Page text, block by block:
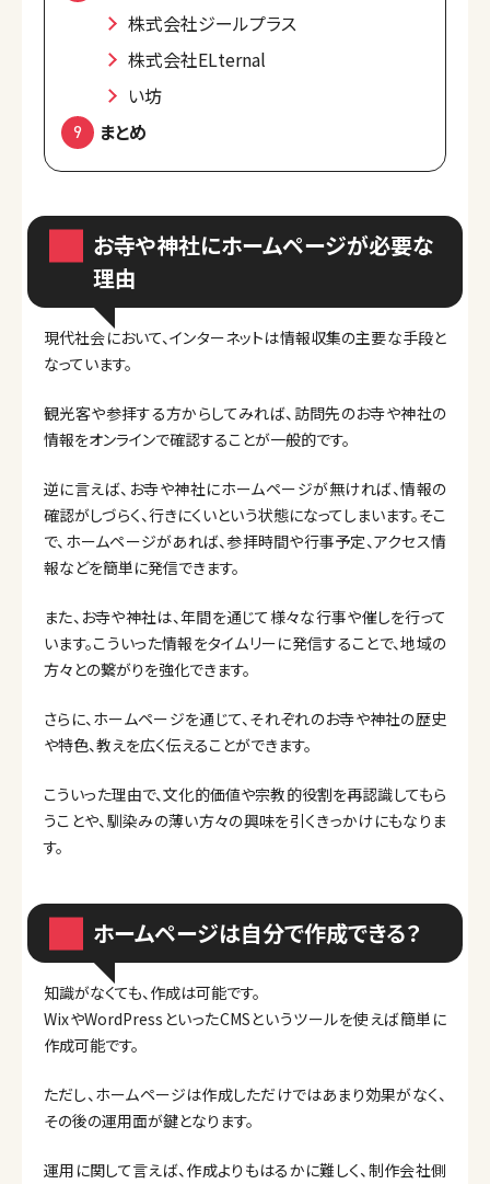
株式会社ジールプラス
株式会社ELternal
い坊
まとめ
お寺や神社にホームページが必要な
理由
現代社会において、インターネットは情報収集の主要な手段と
なっています。
観光客や参拝する方からしてみれば、訪問先のお寺や神社の
情報をオンラインで確認することが一般的です。
逆に言えば、お寺や神社にホームページが無ければ、情報の
確認がしづらく、行きにくいという状態になってしまいます。そこ
で、ホームページがあれば、参拝時間や行事予定、アクセス情
報などを簡単に発信できます。
また、お寺や神社は、年間を通じて様々な行事や催しを行って
います。こういった情報をタイムリーに発信することで、地域の
方々との繋がりを強化できます。
さらに、ホームページを通じて、それぞれのお寺や神社の歴史
や特色、教えを広く伝えることができます。
こういった理由で、文化的価値や宗教的役割を再認識してもら
うことや、馴染みの薄い方々の興味を引くきっかけにもなりま
す。
ホームページは自分で作成できる？
知識がなくても、作成は可能です。
WixやWordPressといったCMSというツールを使えば簡単に
作成可能です。
ただし、ホームページは作成しただけではあまり効果がなく、
その後の運用面が鍵となります。
運用に関して言えば、作成よりもはるかに難しく、制作会社側